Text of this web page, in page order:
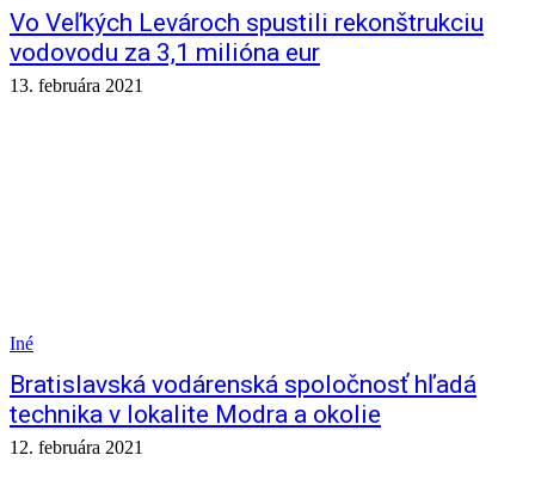
Vo Veľkých Levároch spustili rekonštrukciu
vodovodu za 3,1 milióna eur
13. februára 2021
Iné
Bratislavská vodárenská spoločnosť hľadá
technika v lokalite Modra a okolie
12. februára 2021